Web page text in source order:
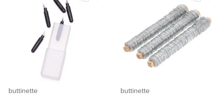
buttinette buttinette